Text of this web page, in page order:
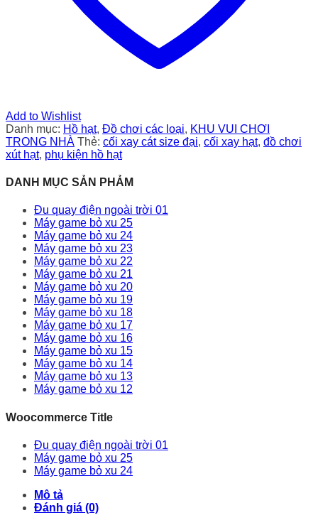
Add to Wishlist
Danh mục: Hồ hạt, Đồ chơi các loại, KHU VUI CHƠI
TRONG NHÀ Thẻ: cối xay cát size đại, cối xay hạt, đồ chơi
xút hạt, phụ kiện hồ hạt
DANH MỤC SẢN PHẢM
Đu quay điện ngoài trời 01
Máy game bỏ xu 25
Máy game bỏ xu 24
Máy game bỏ xu 23
Máy game bỏ xu 22
Máy game bỏ xu 21
Máy game bỏ xu 20
Máy game bỏ xu 19
Máy game bỏ xu 18
Máy game bỏ xu 17
Máy game bỏ xu 16
Máy game bỏ xu 15
Máy game bỏ xu 14
Máy game bỏ xu 13
Máy game bỏ xu 12
Woocommerce Title
Đu quay điện ngoài trời 01
Máy game bỏ xu 25
Máy game bỏ xu 24
Mô tả
Đánh giá (0)